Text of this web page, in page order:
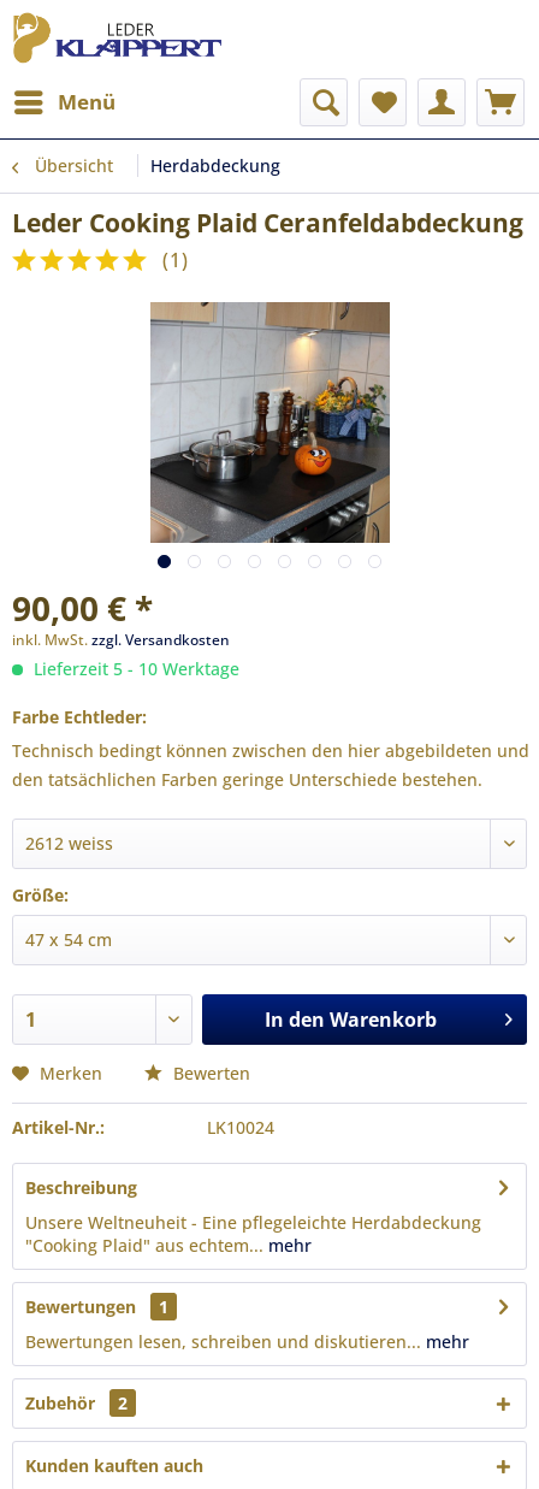
Menü
Übersicht Herdabdeckung
Leder Cooking Plaid Ceranfeldabdeckung
(1)
90,00 € *
inkl. MwSt.zzgl. Versandkosten
Lieferzeit 5 - 10 Werktage
Farbe Echtleder:
Technisch bedingt können zwischen den hier abgebildeten und
den tatsächlichen Farben geringe Unterschiede bestehen.
Größe:
In den Warenkorb
Merken Bewerten
Artikel-Nr.: LK10024
Beschreibung
Unsere Weltneuheit - Eine pflegeleichte Herdabdeckung
"Cooking Plaid" aus echtem... mehr
Bewertungen
1
Bewertungen lesen, schreiben und diskutieren... mehr
Zubehör 2
Kunden kauften auch